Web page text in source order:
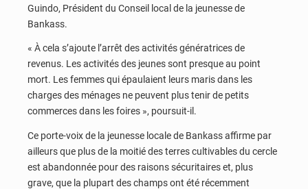
Guindo, Président du Conseil local de la jeunesse de
Bankass.
« À cela s’ajoute l’arrêt des activités génératrices de
revenus. Les activités des jeunes sont presque au point
mort. Les femmes qui épaulaient leurs maris dans les
charges des ménages ne peuvent plus tenir de petits
commerces dans les foires », poursuit-il.
Ce porte-voix de la jeunesse locale de Bankass affirme par
ailleurs que plus de la moitié des terres cultivables du cercle
est abandonnée pour des raisons sécuritaires et, plus
grave, que la plupart des champs ont été récemment